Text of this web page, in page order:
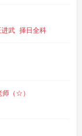
武 择日全科
（☆）